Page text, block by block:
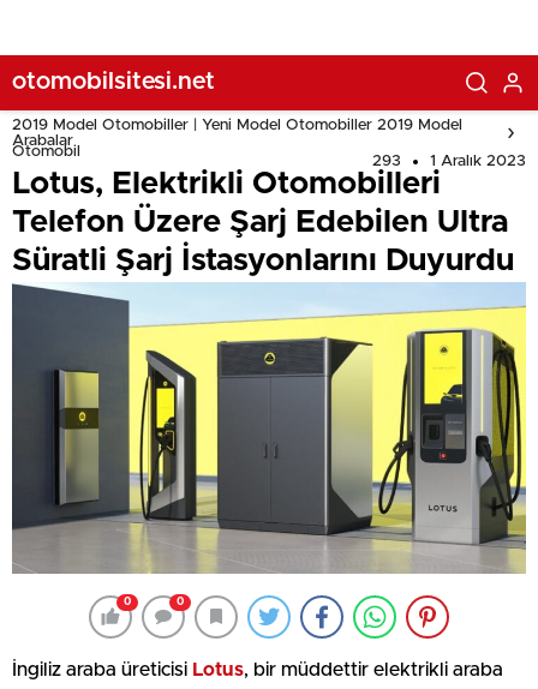
otomobilsitesi.net
2019 Model Otomobiller | Yeni Model Otomobiller 2019 Model
Arabalar
Otomobil
293 1 Aralık 2023
Lotus, Elektrikli Otomobilleri
Telefon Üzere Şarj Edebilen Ultra
Süratli Şarj İstasyonlarını Duyurdu
0 0
İngiliz araba üreticisi Lotus, bir müddettir elektrikli araba